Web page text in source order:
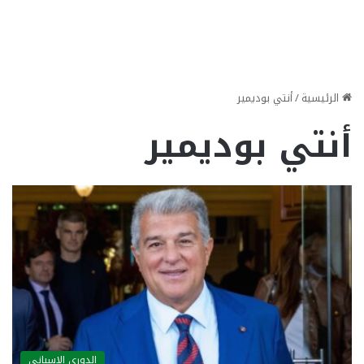
الرئيسية/أنتي بوديمير
أنتي بوديمير
الدوري الاسباني